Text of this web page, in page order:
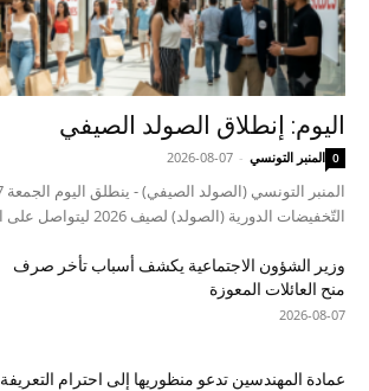
اليوم: إنطلاق الصولد الصيفي
المنبر التونسي -
2026-08-07 0
التّخفيضات الدورية (الصولد) لصيف 2026 ليتواصل على امتداد ستة اسابيع.
وزير الشؤون الاجتماعية يكشف أسباب تأخر صرف
منح العائلات المعوزة
2026-08-07
عمادة المهندسين تدعو منظوريها إلى احترام التعريفة